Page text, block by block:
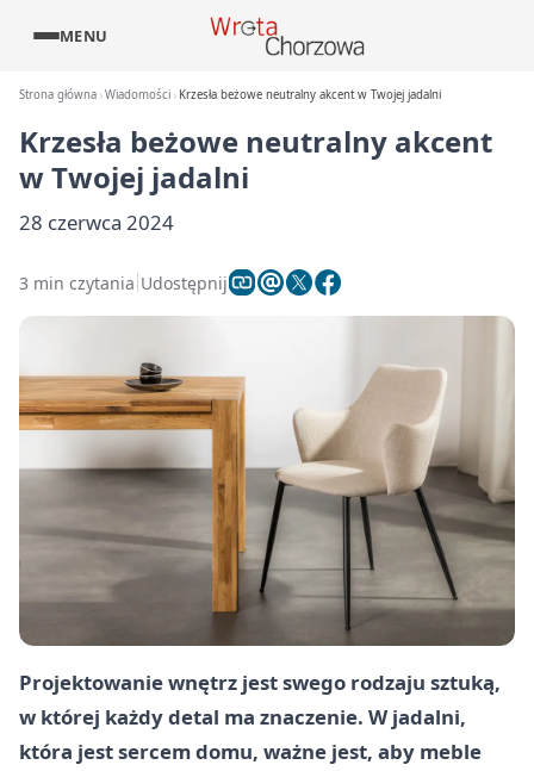
MENU
Strona główna Wiadomości Krzesła beżowe neutralny akcent w Twojej jadalni
Krzesła beżowe neutralny akcent
w Twojej jadalni
28 czerwca 2024
3 min czytania Udostępnij
Projektowanie wnętrz jest swego rodzaju sztuką,
w której każdy detal ma znaczenie. W jadalni,
która jest sercem domu, ważne jest, aby meble